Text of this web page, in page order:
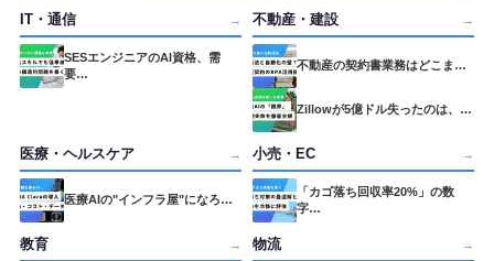
IT・通信 →
SESエンジニアのAI資格、需
要…
不動産・建設 →
不動産の契約書業務はどこま…
Zillowが5億ドル失ったのは、…
医療・ヘルスケア →
医療AIの"インフラ屋"になろ…
小売・EC →
「カゴ落ち回収率20%」の数
字…
教育 → 物流 →